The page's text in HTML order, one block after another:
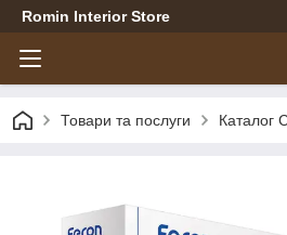
Romin Interior Store
Товари та послуги Каталог